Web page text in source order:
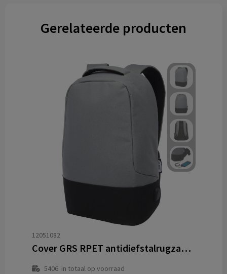
Gerelateerde producten
12051082
Cover GRS RPET antidiefstalrugzak 18L
5406in totaal op voorraad